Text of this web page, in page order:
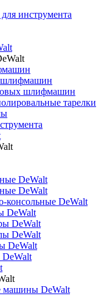
инструмента
шлифмашин
шлифмашин
тарелки
DeWalt
DeWalt
консольные DeWalt
DeWalt
DeWalt
DeWalt
DeWalt
машины DeWalt